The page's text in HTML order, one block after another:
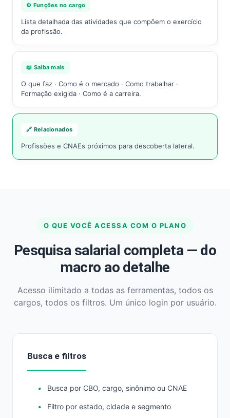
⚙️ Funções no cargo
Lista detalhada das atividades que compõem o exercício
da profissão.
📖 Saiba mais
O que faz · Como é o mercado · Como trabalhar ·
Formação exigida · Como é a carreira.
🔗 Relacionados
Profissões e CNAEs próximos para descoberta lateral.
O QUE VOCÊ ACESSA COM O PLANO
Pesquisa salarial completa — do
macro ao detalhe
Acesso ilimitado a todas as ferramentas, todos os
cargos, todos os filtros. Um único login por usuário.
Busca e filtros
Busca por CBO, cargo, sinônimo ou CNAE
Filtro por estado, cidade e segmento